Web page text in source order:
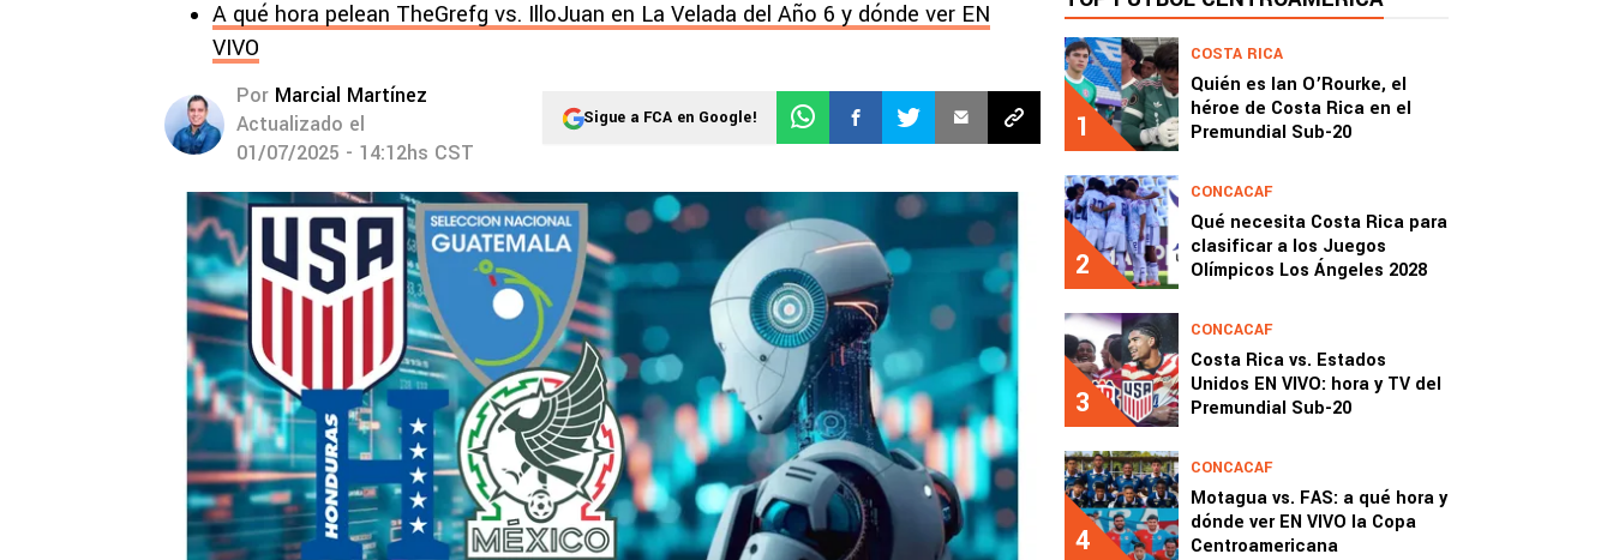
A qué hora pelean TheGrefg vs. IlloJuan en La Velada del Año 6 y dónde ver EN
VIVO
Por Marcial Martínez
Actualizado el
01/07/2025 - 14:12hs CST
Sigue a FCA en Google! 1
COSTA RICA
Quién es Ian O’Rourke, el
héroe de Costa Rica en el
Premundial Sub-20
2
CONCACAF
Qué necesita Costa Rica para
clasificar a los Juegos
Olímpicos Los Ángeles 2028
3
CONCACAF
Costa Rica vs. Estados
Unidos EN VIVO: hora y TV del
Premundial Sub-20
4
CONCACAF
Motagua vs. FAS: a qué hora y
dónde ver EN VIVO la Copa
Centroamericana